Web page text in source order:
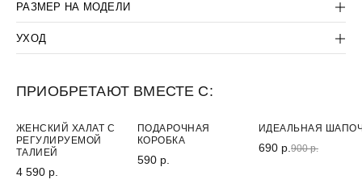
РАЗМЕР НА МОДЕЛИ
УХОД
ПРИОБРЕТАЮТ ВМЕСТЕ С:
ХИТ
ЖЕНСКИЙ ХАЛАТ С
РЕГУЛИРУЕМОЙ
ТАЛИЕЙ
4 590 р.
ПОДАРОЧНАЯ
КОРОБКА
590 р.
ИДЕАЛЬНАЯ
690 р. 900 р.
SUPPORT@LANCETUNIFORM.RU
КОНФИДЕНЦИАЛЬНОСТИ